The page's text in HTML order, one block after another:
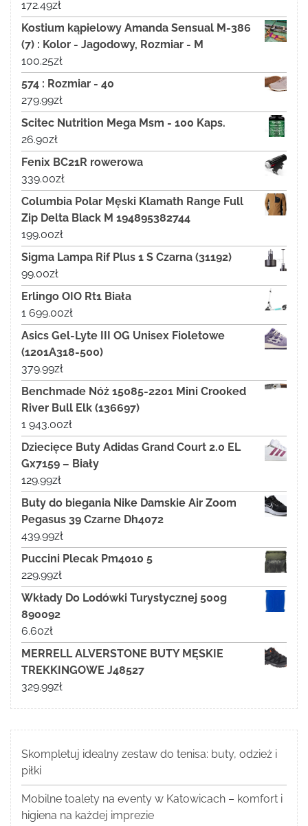
172.49zł
Kostium kąpielowy Amanda Sensual M-386
(7) : Kolor - Jagodowy, Rozmiar - M
100.25zł
574 : Rozmiar - 40
279.99zł
Scitec Nutrition Mega Msm - 100 Kaps.
26.90zł
Fenix BC21R rowerowa
339.00zł
Columbia Polar Męski Klamath Range Full
Zip Delta Black M 194895382744
199.00zł
Sigma Lampa Rif Plus 1 S Czarna (31192)
99.00zł
Erlingo OIO Rt1 Biała
1 699.00zł
Asics Gel-Lyte III OG Unisex Fioletowe
(1201A318-500)
379.99zł
Benchmade Nóż 15085-2201 Mini Crooked
River Bull Elk (136697)
1 943.00zł
Dziecięce Buty Adidas Grand Court 2.0 EL
Gx7159 – Biały
129.99zł
Buty do biegania Nike Damskie Air Zoom
Pegasus 39 Czarne Dh4072
439.99zł
Puccini Plecak Pm4010 5
229.99zł
Wkłady Do Lodówki Turystycznej 500g
890092
6.60zł
MERRELL ALVERSTONE BUTY MĘSKIE
TREKKINGOWE J48527
329.99zł
Skompletuj idealny zestaw do tenisa: buty, odzież i
piłki
Mobilne toalety na eventy w Katowicach – komfort i
higiena na każdej imprezie